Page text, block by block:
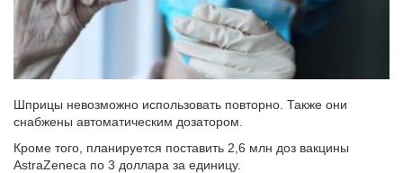
Шприцы невозможно использовать повторно. Также они
снабжены автоматическим дозатором.
Кроме того, планируется поставить 2,6 млн доз вакцины
AstraZeneca по 3 доллара за единицу.